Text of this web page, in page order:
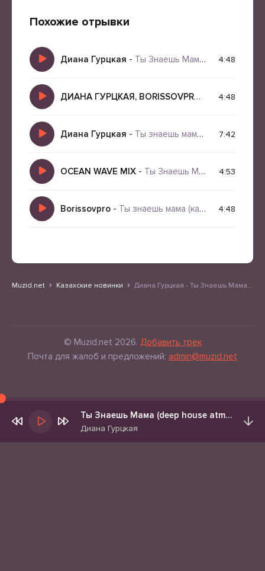
Похожие отрывки
Диана Гурцкая - Ты Знаешь Мама (BORISSOVPRO Кавер 2026) 4:48
ДИАНА ГУРЦКАЯ, BORISSOVPRO Ты знаешь
4:48
Диана Гурцкая - Ты знаешь мама (Elyxo Remix) 7:42
OCEAN WAVE MIX - Ты Знаешь Мама 4:53
Borissovpro - Ты знаешь мама (кавер) 4:48
Muzid.net Казахские новинки Диана Гурцкая - Ты Знаешь Мама (deep house atmospheric remix)
© Muzid.net 2026. Добавить трек
Почта для жалоб и предложений: admin@muzid.net
Ты Знаешь Мама (deep house atmospheric remix)
Диана Гурцкая